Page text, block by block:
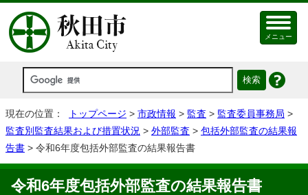
メニュー
現在の位置： トップページ > 市政情報 > 監査 > 監査委員事務局 >
監査別監査結果および措置状況 > 外部監査 > 包括外部監査の結果報
告書 > 令和6年度包括外部監査の結果報告書
令和6年度包括外部監査の結果報告書